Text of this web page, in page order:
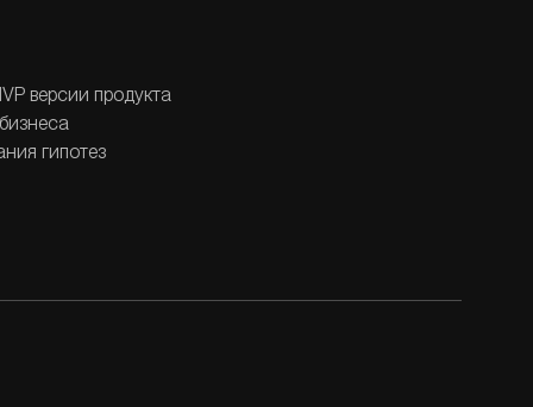
версии продукта
гипотез